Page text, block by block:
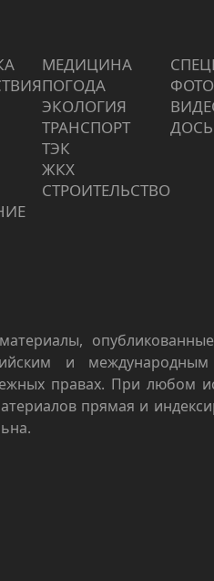
МЕДИЦИНА
ПОГОДА
ЭКОЛОГИЯ
ТРАНСПОРТ
ТЭК
ЖКХ
СТРОИТЕЛЬСТВО
и международным
правах. При любом
прямая и